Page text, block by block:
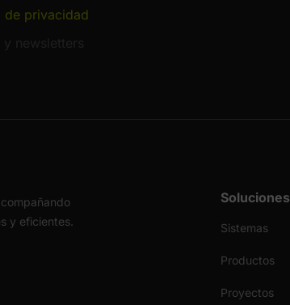
de privacidad
y eficientes.
Soluciones
Sistemas
Productos
Proyectos